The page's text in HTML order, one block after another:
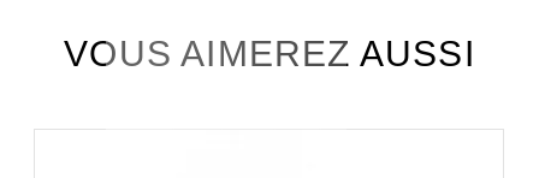
VOUS AIMEREZ AUSSI